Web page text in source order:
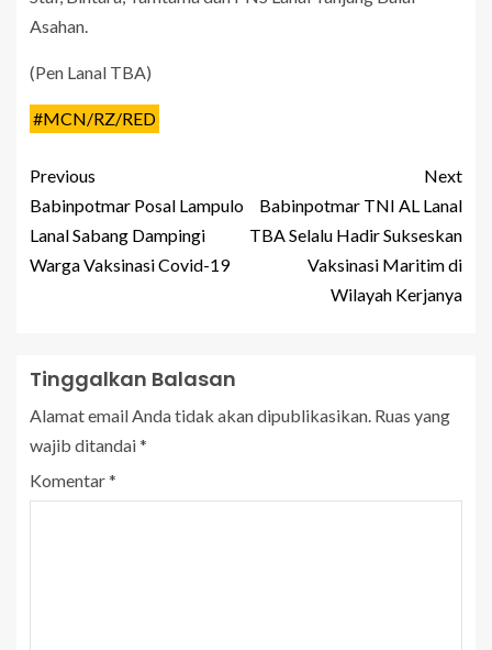
Asahan.
(Pen Lanal TBA)
#MCN/RZ/RED
Previous
Babinpotmar Posal Lampulo
Lanal Sabang Dampingi
Warga Vaksinasi Covid-19
Next
Babinpotmar TNI AL Lanal
TBA Selalu Hadir Sukseskan
Vaksinasi Maritim di
Wilayah Kerjanya
Tinggalkan Balasan
Alamat email Anda tidak akan dipublikasikan. Ruas yang
wajib ditandai*
Komentar*